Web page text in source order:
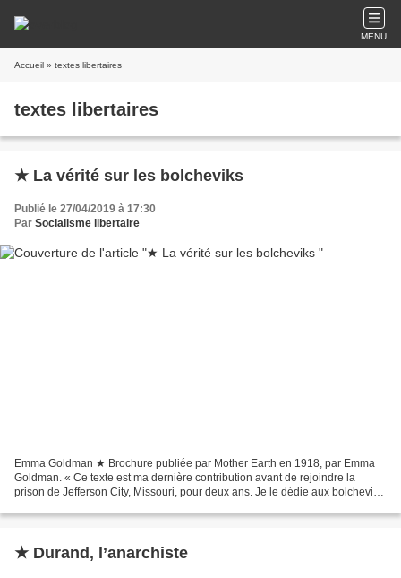
MENU
Accueil » textes libertaires
textes libertaires
★ La vérité sur les bolcheviks
Publié le 27/04/2019 à 17:30
Par Socialisme libertaire
Emma Goldman ★ Brochure publiée par Mother Earth en 1918, par Emma
Goldman. « Ce texte est ma dernière contribution avant de rejoindre la
prison de Jefferson City, Missouri, pour deux ans. Je le dédie aux bolcheviks
★ Durand, l’anarchiste